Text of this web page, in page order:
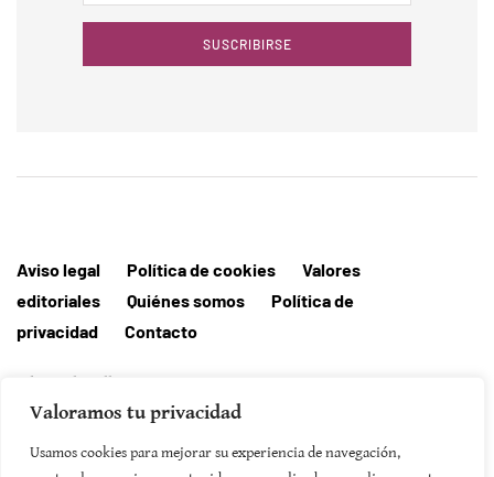
Valoramos tu privacidad
Usamos cookies para mejorar su experiencia de navegación,
SUSCRIBIRSE
Aviso legal Política de cookies
Valores
editoriales
Quiénes somos
Política de
privacidad
Contacto
Editorial MallorcaHora